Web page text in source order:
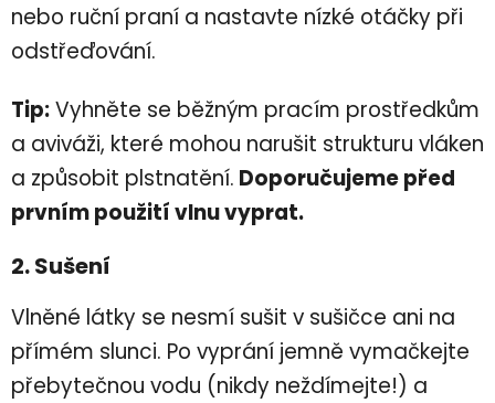
nebo ruční praní a nastavte nízké otáčky při
odstřeďování.
Tip:Vyhněte se běžným pracím prostředkům
a aviváži, které mohou narušit strukturu vláken
a způsobit plstnatění. Doporučujeme před
prvním použití vlnu vyprat.
2. Sušení
Vlněné látky se nesmí sušit v sušičce ani na
přímém slunci. Po vyprání jemně vymačkejte
přebytečnou vodu (nikdy neždímejte!) a